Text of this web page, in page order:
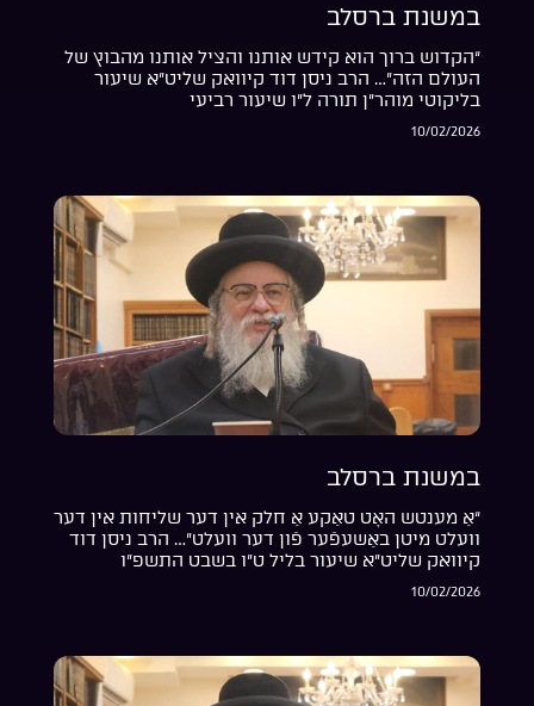
במשנת ברסלב
“הקדוש ברוך הוא קידש אותנו והציל אותנו מהבוץ של
העולם הזה”… הרב ניסן דוד קיוואק שליט”א שיעור
בליקוטי מוהר”ן תורה ל”ו שיעור רביעי
10/02/2026
במשנת ברסלב
“אַ מענטש האָט טאַקע אַ חלק אין דער שליחות אין דער
וועלט מיטן באַשעפֿער פֿון דער וועלט”… הרב ניסן דוד
קיוואק שליט”א שיעור בליל ט”ו בשבט התשפ”ו
10/02/2026